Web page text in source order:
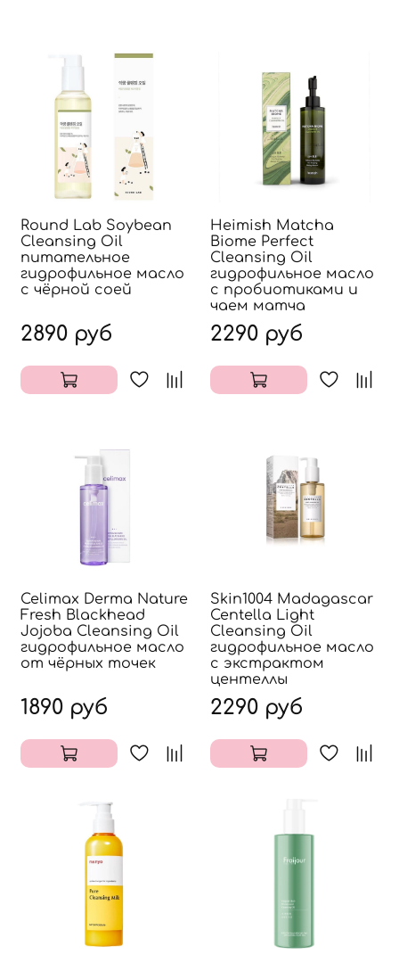
Round Lab Soybean
Cleansing Oil
питательное
гидрофильное масло
с чёрной соей
2890 руб
Heimish Matcha
Biome Perfect
Cleansing Oil
гидрофильное масло
с пробиотиками и
чаем матча
2290 руб
Celimax Derma Nature
Fresh Blackhead
Jojoba Cleansing Oil
гидрофильное масло
от чёрных точек
1890 руб
Skin1004 Madagascar
Centella Light
Cleansing Oil
гидрофильное масло
с экстрактом
центеллы
2290 руб